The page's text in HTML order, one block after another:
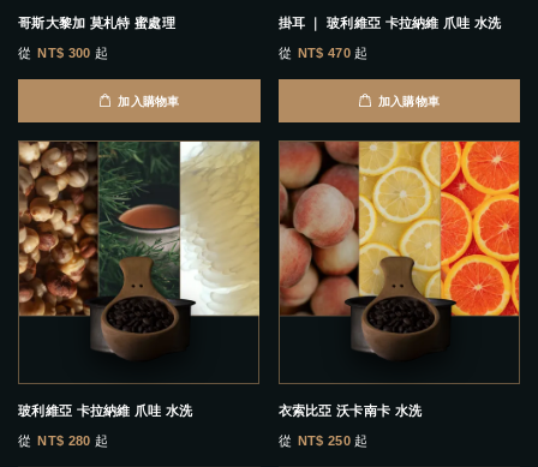
哥斯大黎加 莫札特 蜜處理
從 NT$ 300 起
加入購物車
掛耳 ｜ 玻利維亞 卡拉納維 爪哇 水洗
從 NT$ 470起
加入購物車
玻利維亞 卡拉納維 爪哇 水洗
從 NT$ 280 起
衣索比亞 沃卡南卡 水洗
從 NT$ 250起